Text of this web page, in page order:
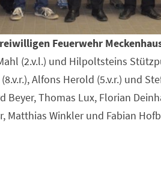
Feuerwehr
(2.v.l.) und Hilpoltsteins
Alfons Herold (5.v.r.) und
Beyer, Thomas Lux, Florian
Matthias Winkler und Fabian